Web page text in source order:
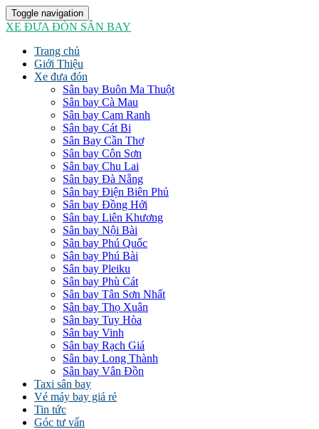
Toggle navigation
XE ĐƯA ĐÓN SÂN BAY
Trang chủ
Giới Thiệu
Xe đưa đón
Sân bay Buôn Ma Thuột
Sân bay Cà Mau
Sân bay Cam Ranh
Sân bay Cát Bi
Sân Bay Cần Thơ
Sân bay Côn Sơn
Sân bay Chu Lai
Sân bay Đà Nẵng
Sân bay Điện Biên Phủ
Sân bay Đồng Hới
Sân bay Liên Khương
Sân bay Nội Bài
Sân bay Phú Quốc
Sân bay Phú Bài
Sân bay Pleiku
Sân bay Phù Cát
Sân bay Tân Sơn Nhất
Sân bay Thọ Xuân
Sân bay Tuy Hòa
Sân bay Vinh
Sân bay Rạch Giá
Sân bay Long Thành
Sân bay Vân Đồn
Taxi sân bay
Vé máy bay giá rẻ
Tin tức
Góc tư vấn